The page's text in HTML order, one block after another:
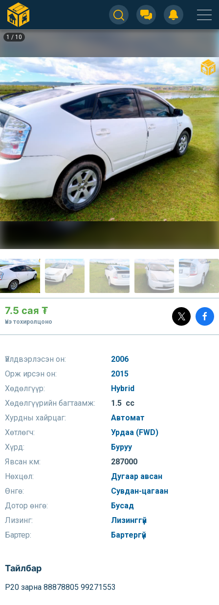
1 / 10
7.5 сая ₮
Үнэ тохиролцоно
Үйлдвэрлэсэн он:
2006
Орж ирсэн он:
2015
Хөдөлгүүр:
Hybrid
Хөдөлгүүрийн багтаамж:
1.5 сс
Хурдны хайрцаг:
Автомат
Хөтлөгч:
Урдаа (FWD)
Хүрд:
Буруу
Явсан км:
287000
Нөхцөл:
Дугаар авсан
Өнгө:
Сувдан-цагаан
Дотор өнгө:
Бусад
Лизинг:
Лизинггүй
Бартер:
Бартергүй
Тайлбар
P20 зарна 88878805 99271553